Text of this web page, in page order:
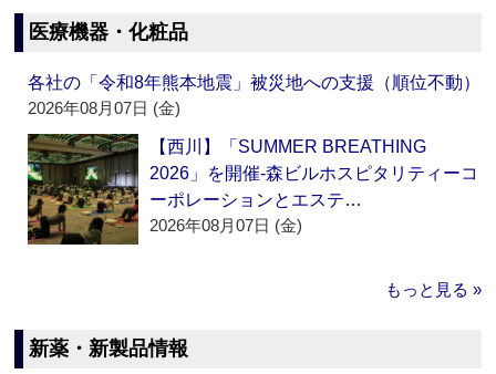
医療機器・化粧品
各社の「令和8年熊本地震」被災地への支援（順位不動）
2026年08月07日 (金)
【西川】「SUMMER BREATHING
2026」を開催‐森ビルホスピタリティーコ
ーポレーションとエステ…
2026年08月07日 (金)
もっと見る »
新薬・新製品情報